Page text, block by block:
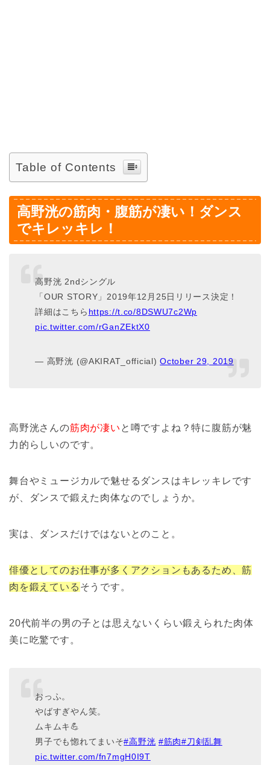
Table of Contents
高野洸の筋肉・腹筋が凄い！ダンス
でキレッキレ！
高野洸 2ndシングル
「OUR STORY」2019年12月25日リリース決定！
詳細はこちら https://t.co/8DSWU7c2Wp
pic.twitter.com/rGanZEktX0
— 高野洸 (@AKIRAT_official)October 29, 2019
高野洸さんの筋肉が凄い と噂ですよね？特に腹筋が魅
力的らしいのです。
舞台やミュージカルで魅せるダンスはキレッキレです
が、ダンスで鍛えた肉体なのでしょうか。
実は、ダンスだけではないとのこと。
俳優としてのお仕事が多くアクションもあるため、筋
肉を鍛えている そうです。
20代前半の男の子とは思えないくらい鍛えられた肉体
美に吃驚です。
おっふ。
やばすぎやん笑。
ムキムキ💪
男子でも惚れてまいそ#高野洸 #筋肉#刀剣乱舞
pic.twitter.com/fn7mgH0I9T